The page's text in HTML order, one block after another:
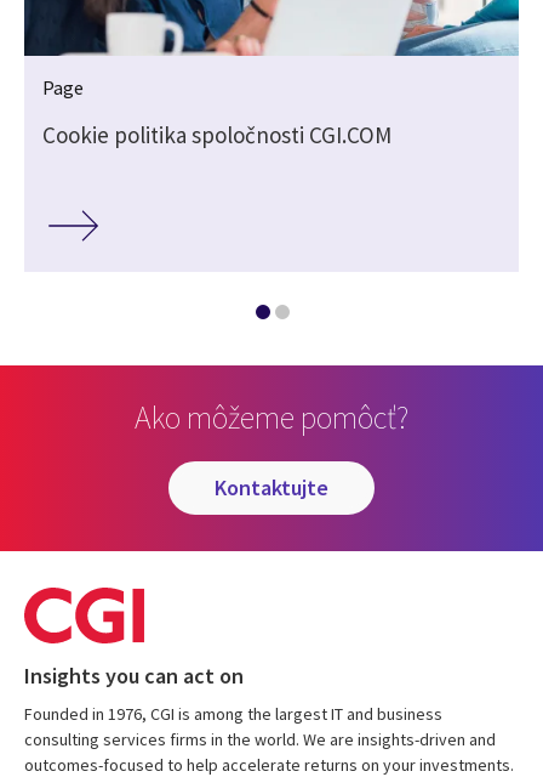
Page
Cookie politika spoločnosti CGI.COM
Ako môžeme pomôcť?
kontaktujte
Insights you can act on
Founded in 1976, CGI is among the largest IT and business
consulting services firms in the world. We are insights-driven and
outcomes-focused to help accelerate returns on your investments.